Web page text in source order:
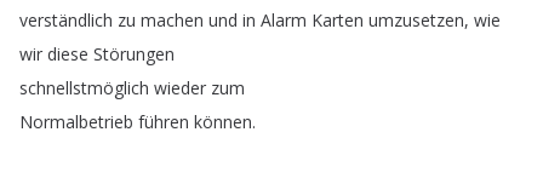
verständlich zu machen und in Alarm Karten umzusetzen, wie
wir diese Störungen
schnellstmöglich wieder zum
Normalbetrieb führen können.